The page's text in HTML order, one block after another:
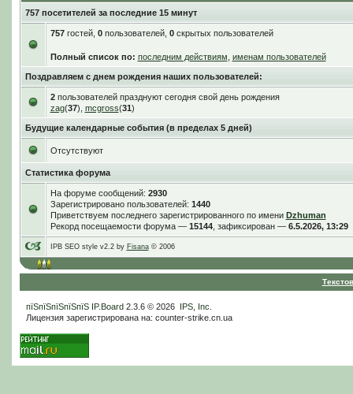
757 посетителей за последние 15 минут
757гостей, 0пользователей, 0скрытых пользователей
Полный список по: последним действиям именам пользователей
Поздравляем с днем рождения наших пользователей:
2пользователей празднуют сегодня свой день рождения
zag(37), mcgross(31)
Будущие календарные события (в пределах 5 дней)
Отсутствуют
Статистика форума
На форуме сообщений: 2930
Зарегистрировано пользователей: 1440
Приветствуем последнего зарегистрированного по имени Dzhuman
Рекорд посещаемости форума — 15144, зафиксирован — 6.5.2026, 13:29
IPB SEO style v2.2 by Fisana© 2006
пїЅпїЅпїЅпїЅпїЅ IP.Board2.3.6 © 2026 IPS, Inc
Лицензия зарегистрирована на: counter-strike.cn.ua